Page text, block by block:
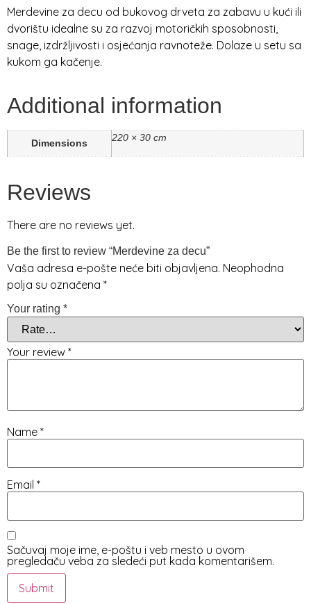
Merdevine za decu od bukovog drveta za zabavu u kući ili
dvorištu idealne su za razvoj motoričkih sposobnosti,
snage, izdržljivosti i osjećanja ravnoteže. Dolaze u setu sa
kukom ga kačenje.
Additional information
Dimensions 220 × 30 cm
Reviews
There are no reviews yet.
Be the first to review “Merdevine za decu”
Vaša adresa e-pošte neće biti objavljena. Neophodna
polja su označena *
Your rating *
Your review *
Name *
Email *
Sačuvaj moje ime, e-poštu i veb mesto u ovom
pregledaču veba za sledeći put kada komentarišem.